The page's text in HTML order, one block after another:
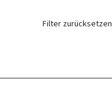
Filter zurücksetzen